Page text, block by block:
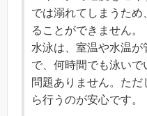
では溺れてしまうた
ることができません。
水泳は、室温や水温
で、何時間でも泳い
問題ありません。た
ら行うのが安心です。